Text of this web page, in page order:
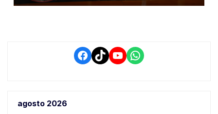
retrasos
Facebook
TikTokYouTube
WhatsApp
agosto 2026